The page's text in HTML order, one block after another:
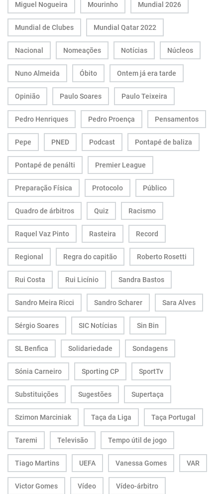
Miguel Nogueira Mourinho Mundial 2026
Mundial de Clubes Mundial Qatar 2022
Nacional Nomeações Notícias Núcleos
Nuno Almeida Óbito Ontem já era tarde
Opinião Paulo Soares Paulo Teixeira
Pedro Henriques Pedro Proença Pensamentos
Pepe PNED Podcast Pontapé de baliza
Pontapé de penálti Premier League
Preparação Física Protocolo Público
Quadro de árbitros Quiz Racismo
Raquel Vaz Pinto Rasteira Record
Regional Regra do capitão Roberto Rosetti
Rui Costa Rui Licínio Sandra Bastos
Sandro Meira Ricci Sandro Scharer Sara Alves
Sérgio Soares SIC Notícias Sin Bin
SL Benfica Solidariedade Sondagens
Sónia Carneiro Sporting CP SportTv
Substituições Sugestões Supertaça
Szimon Marciniak Taça da Liga Taça Portugal
Taremi Televisão Tempo útil de jogo
Tiago Martins UEFA Vanessa Gomes VAR
Victor Gomes Vídeo Vídeo-árbitro